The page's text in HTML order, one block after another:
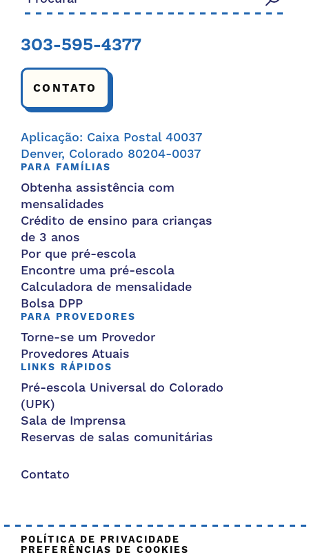
303-595-4377
CONTATO
Aplicação: Caixa Postal 40037
Denver, Colorado 80204-0037
PARA FAMÍLIAS
Obtenha assistência com
mensalidades
Crédito de ensino para crianças
de 3 anos
Por que pré-escola
Encontre uma pré-escola
Calculadora de mensalidade
Bolsa DPP
PARA PROVEDORES
Torne-se um Provedor
Provedores Atuais
LINKS RÁPIDOS
Pré-escola Universal do Colorado
(UPK)
Sala de Imprensa
Reservas de salas comunitárias
Contato
POLÍTICA DE PRIVACIDADE
PREFERÊNCIAS DE COOKIES